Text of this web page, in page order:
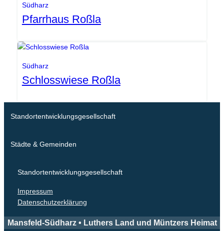
Südharz
Pfarrhaus Roßla
Südharz
Schlosswiese Roßla
Standortentwicklungsgesellschaft
Städte & Gemeinden
Standortentwicklungsgesellschaft
Impressum
Datenschutzerklärung
Mansfeld-Südharz • Luthers Land und Müntzers Heimat